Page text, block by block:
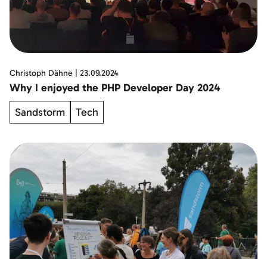
Christoph Dähne 23.09.2024
Why I enjoyed the PHP Developer Day 2024
Sandstorm
Tech